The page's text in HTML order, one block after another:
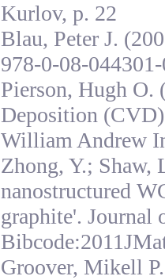
Kurlov, p. 22
Blau, Peter J.
978-0-08-
Pierson, Hugh O.
Deposition
William Andrew
Zhong, Y.; Shaw,
nanostructured
graphite'. Journal
Groover, Mikell